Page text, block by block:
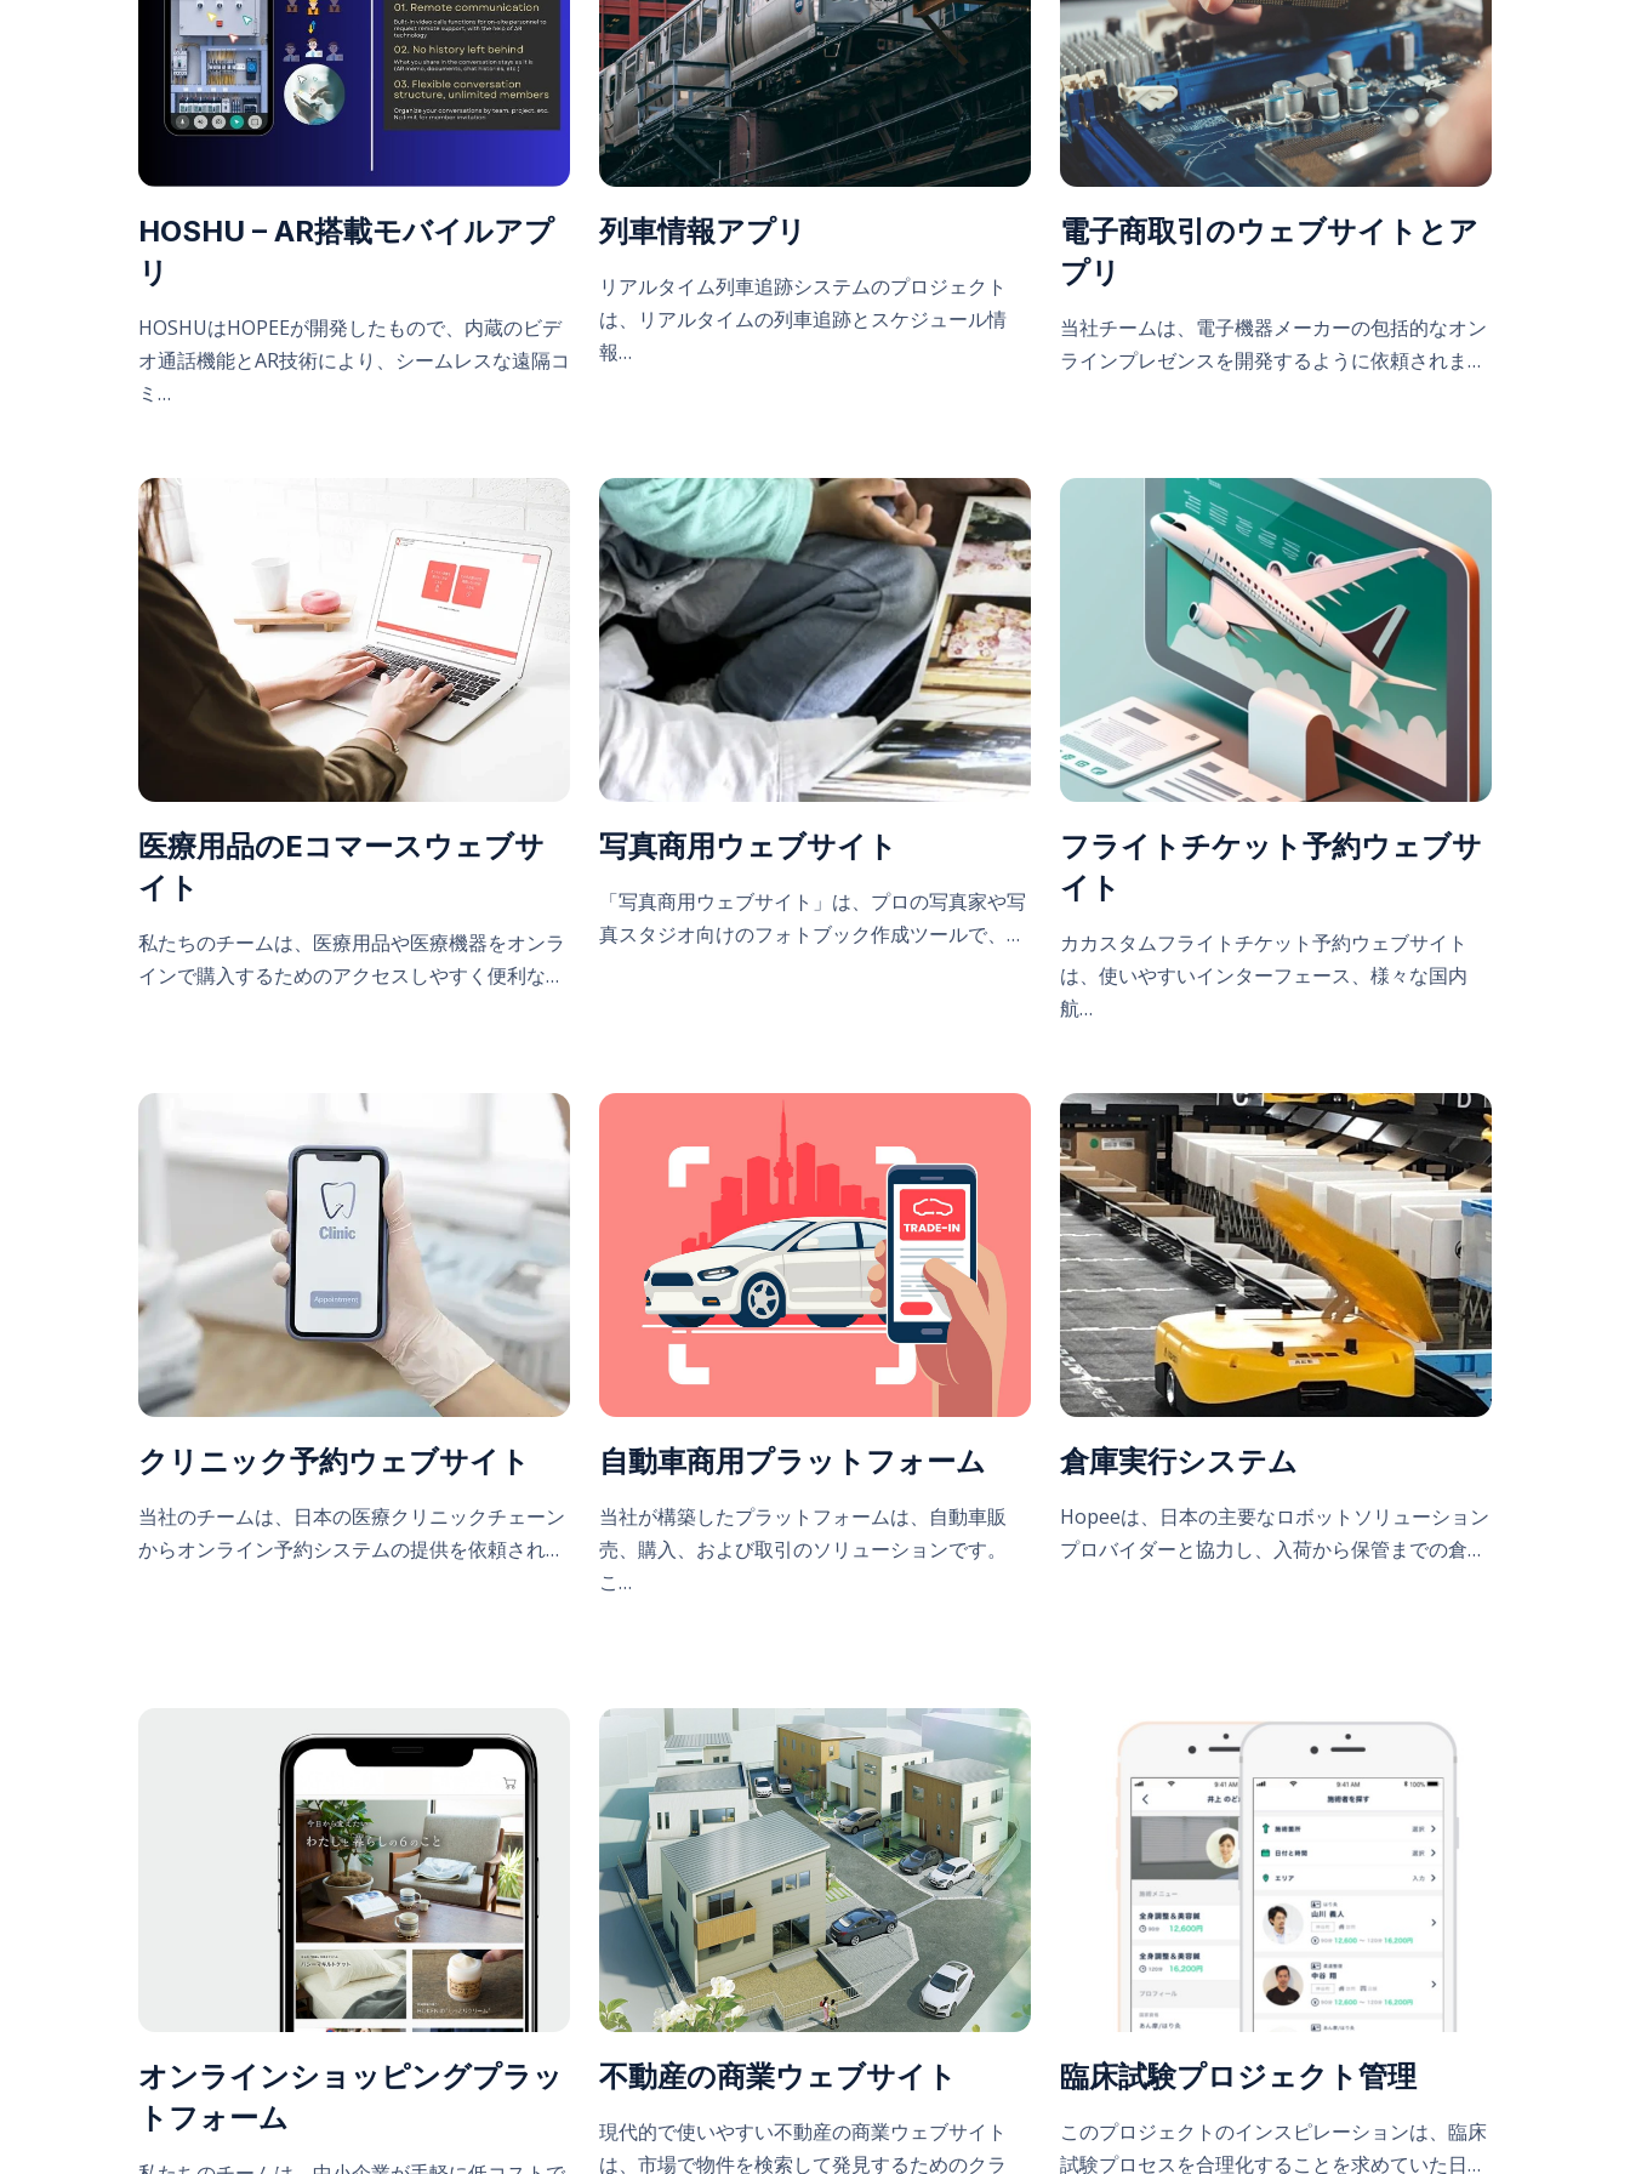
HOSHU – AR搭載モバイルアプ
リ
HOSHUはHOPEEが開発したもので、内蔵のビデ
オ通話機能とAR技術により、シームレスな遠隔コ
ミ…
列車情報アプリ
リアルタイム列車追跡システムのプロジェクト
は、リアルタイムの列車追跡とスケジュール情
報…
電子商取引のウェブサイトとア
プリ
当社チームは、電子機器メーカーの包括的なオン
ラインプレゼンスを開発するように依頼されま…
医療用品のEコマースウェブサ
イト
私たちのチームは、医療用品や医療機器をオンラ
インで購入するためのアクセスしやすく便利な…
写真商用ウェブサイト
「写真商用ウェブサイト」は、プロの写真家や写
真スタジオ向けのフォトブック作成ツールで、…
フライトチケット予約ウェブサ
イト
カカスタムフライトチケット予約ウェブサイト
は、使いやすいインターフェース、様々な国内
航…
クリニック予約ウェブサイト
当社のチームは、日本の医療クリニックチェーン
からオンライン予約システムの提供を依頼され…
自動車商用プラットフォーム
当社が構築したプラットフォームは、自動車販
売、購入、および取引のソリューションです。
こ…
倉庫実行システム
Hopeeは、日本の主要なロボットソリューション
プロバイダーと協力し、入荷から保管までの倉…
臨床試験プロジェクト管理
このプロジェクトのインスピレーションは、臨床
試験プロセスを合理化することを求めていた日…
オンラインショッピングプラッ
トフォーム
不動産の商業ウェブサイト
現代的で使いやすい不動産の商業ウェブサイト
は、市場で物件を検索して発見するためのクラ